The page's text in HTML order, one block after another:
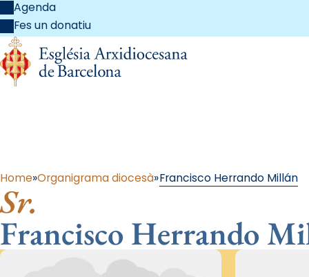
Agenda
Fes un donatiu
Home Organigrama diocesà Francisco Herrando Millán
Sr.
Francisco Herrando